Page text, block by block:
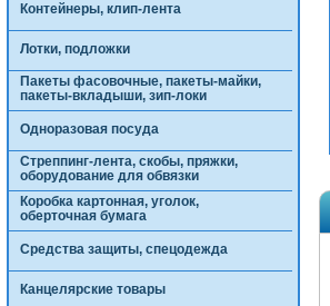
Контейнеры, клип-лента
Лотки, подложки
Пакеты фасовочные, пакеты-майки,
пакеты-вкладыши, зип-локи
Одноразовая посуда
Стреппинг-лента, скобы, пряжки,
оборудование для обвязки
Коробка картонная, уголок,
оберточная бумага
Средства защиты, спецодежда
Канцелярские товары